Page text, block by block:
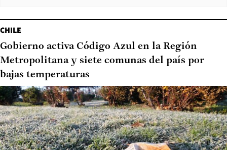
CHILE
Gobierno activa Código Azul en la Región
Metropolitana y siete comunas del país por
bajas temperaturas